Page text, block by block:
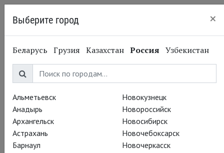
Выберите город ×
Беларусь Грузия Казахстан Россия Узбекистан
Альметьевск
Анадырь
Архангельск
Астрахань
Барнаул
Новокузнецк
Новороссийск
Новосибирск
Новочебоксарск
Новочеркасск